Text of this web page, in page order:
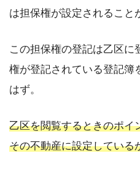
は担保権が設定されること
この担保権の登記は乙区に
権が登記されている登記簿
はず。
乙区を閲覧するときのポイ
その不動産に設定している